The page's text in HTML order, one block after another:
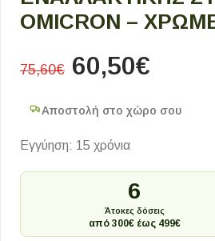
OMICRON –
75,60€ 60,50€
Αποστολή στο χώρο σου
Εγγύηση: 15 χρόνια
6
Άτοκες δόσεις
από 300€ έως 499€